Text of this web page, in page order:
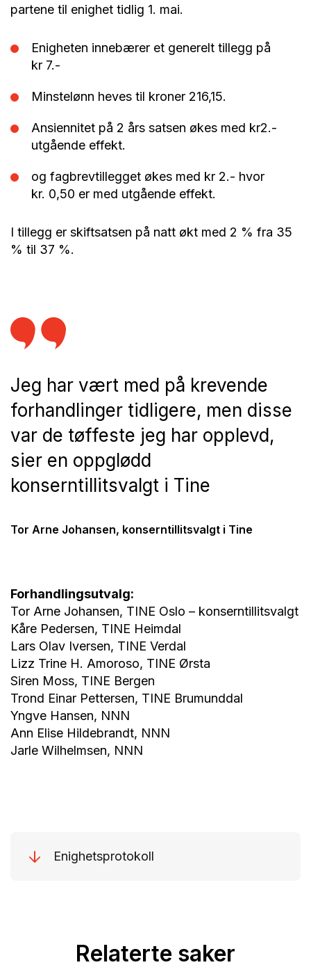
partene til enighet tidlig 1. mai.
Enigheten innebærer et generelt tillegg på
kr 7.-
Minstelønn heves til kroner 216,15.
Ansiennitet på 2 års satsen økes med kr2.-
utgående effekt.
og fagbrevtillegget økes med kr 2.- hvor
kr. 0,50 er med utgående effekt.
I tillegg er skiftsatsen på natt økt med 2 % fra 35
% til 37 %.
Jeg har vært med på krevende
forhandlinger tidligere, men disse
var de tøffeste jeg har opplevd,
sier en oppglødd
konserntillitsvalgt i Tine
Tor Arne Johansen, konserntillitsvalgt i Tine
Forhandlingsutvalg:
Tor Arne Johansen, TINE Oslo – konserntillitsvalgt
Kåre Pedersen, TINE Heimdal
Lars Olav Iversen, TINE Verdal
Lizz Trine H. Amoroso, TINE Ørsta
Siren Moss, TINE Bergen
Trond Einar Pettersen, TINE Brumunddal
Yngve Hansen, NNN
Ann Elise Hildebrandt, NNN
Jarle Wilhelmsen, NNN
Enighetsprotokoll
Relaterte saker